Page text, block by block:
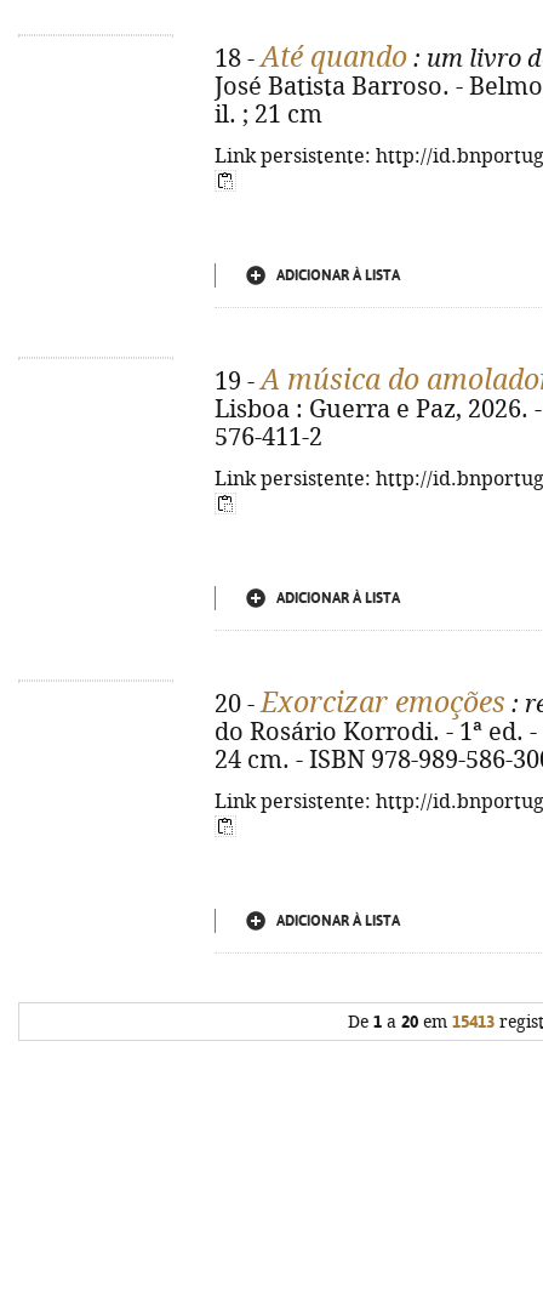
18 -Até quando : um livro
José Batista Barroso. -
il. ; 21 cm
Link persistente: http://
ADICIONAR À LISTA
19 -A música do
Lisboa : Guerra e Paz, 2026.
576-411-2
Link persistente: http://
ADICIONAR À LISTA
20 -Exorcizar emoções :
do Rosário Korrodi. - 1ª ed.
24 cm. - ISBN 978-989-586-
Link persistente: http://
ADICIONAR À LISTA
De 1 a 20 em 15413